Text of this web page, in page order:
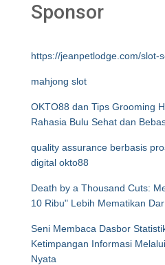
Sponsor
https://jeanpetlodge.com/slot-
mahjong slot
OKTO88 dan Tips Grooming
Rahasia Bulu Sehat dan
quality assurance berbasis
digital okto88
Death by a Thousand Cuts:
10 Ribu" Lebih Mematikan
Seni Membaca Dasbor
Ketimpangan Informasi
Nyata